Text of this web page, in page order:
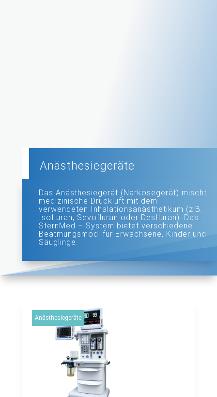
Anästhesiegeräte
Das Anästhesiegerät (Narkosegerät) mischt
medizinische Druckluft mit dem
verwendeten Inhalationsanästhetikum (z.B.
Isofluran, Sevofluran oder Desfluran). Das
SternMed – System bietet verschiedene
Beatmungsmodi für Erwachsene, Kinder und
Säuglinge.
Anästhesiegeräte